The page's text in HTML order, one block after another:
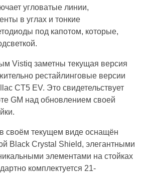
угловатые линии,
в углах и тонкие
под капотом, которые,
Vistiq заметны текущая версия
рестайлинговые версии
CT5 EV. Это свидетельствует
GM над обновлением своей
своём текущем виде оснащён
Black Crystal Shield, элегантными
элементами на стойках
комплектуется 21-